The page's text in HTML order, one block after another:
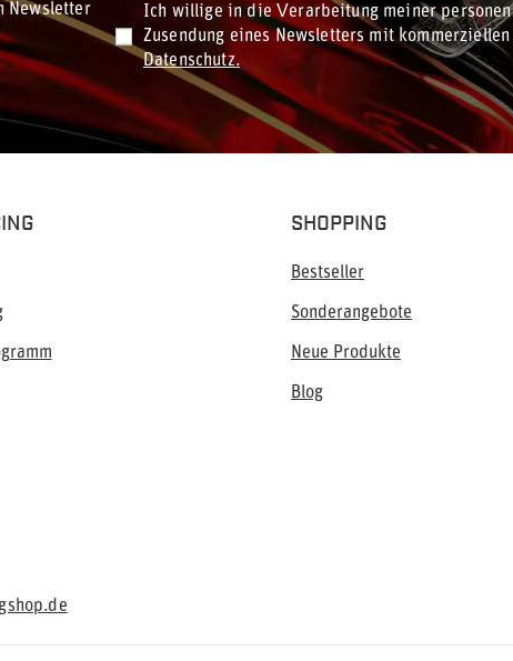
Newsletter
Ich willige in die Verarbeitung meiner
Zusendung eines Newsletters mit
Datenschutz.
SHOPPING
Bestseller
Sonderangebote
Neue Produkte
Blog